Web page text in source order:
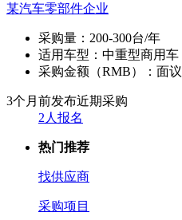
某汽车零部件企业
采购量： 200-300台/年
适用车型： 中重型商用车
采购金额（RMB）： 面议
3个月前发布近期采购
2人报名
热门推荐
找供应商
采购项目